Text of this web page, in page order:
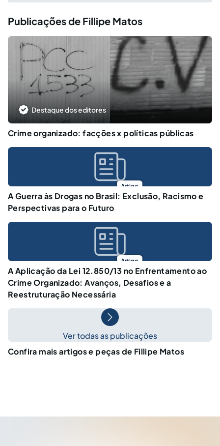
Publicações de Fillipe Matos
Destaque dos editores
Crime organizado: facções x políticas públicas
Artigo
A Guerra às Drogas no Brasil: Exclusão, Racismo e
Perspectivas para o Futuro
Artigo
A Aplicação da Lei 12.850/13 no Enfrentamento ao
Crime Organizado: Avanços, Desafios e a
Reestruturação Necessária
Ver todas as publicações
Confira mais artigos e peças de Fillipe Matos